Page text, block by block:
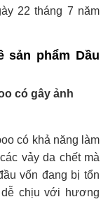
22 tháng 7 năm
sản phẩm Dầu
có gây ảnh
có khả năng làm
vảy da chết mà
vốn đang bị tổn
chịu với hương